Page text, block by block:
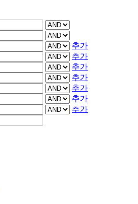
추가
추가
추가
추가
추가
추가
추가